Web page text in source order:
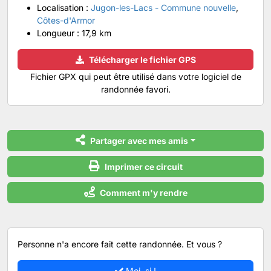
Localisation : Jugon-les-Lacs - Commune nouvelle,
Côtes-d'Armor
Longueur : 17,9 km
Télécharger le fichier GPS
Fichier GPX qui peut être utilisé dans votre logiciel de
randonnée favori.
Partager avec mes amis
Imprimer ce circuit
Comment m'y rendre
Personne n'a encore fait cette randonnée. Et vous ?